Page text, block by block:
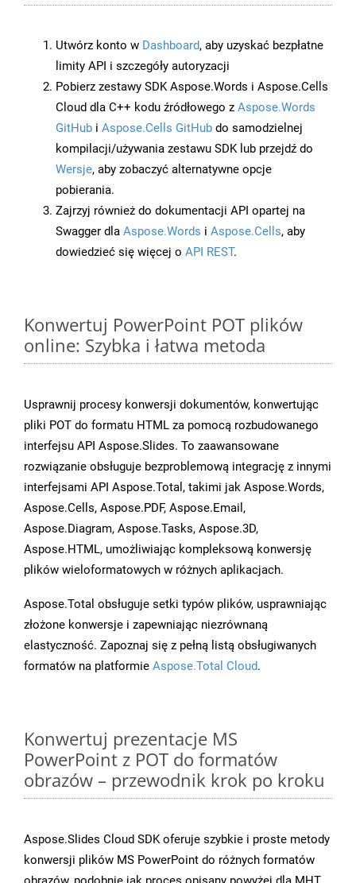
Utwórz konto w Dashboard, aby uzyskać bezpłatne
limity API i szczegóły autoryzacji
Pobierz zestawy SDK Aspose.Words i Aspose.Cells
Cloud dla C++ kodu źródłowego z Aspose.Words
GitHub i Aspose.Cells GitHub do samodzielnej
kompilacji/używania zestawu SDK lub przejdź do
Wersje, aby zobaczyć alternatywne opcje
pobierania.
Zajrzyj również do dokumentacji API opartej na
Swagger dla Aspose.Words i Aspose.Cells, aby
dowiedzieć się więcej o API REST.
Konwertuj PowerPoint POT plików
online: Szybka i łatwa metoda
Usprawnij procesy konwersji dokumentów, konwertując
pliki POT do formatu HTML za pomocą rozbudowanego
interfejsu API Aspose.Slides. To zaawansowane
rozwiązanie obsługuje bezproblemową integrację z innymi
interfejsami API Aspose.Total, takimi jak Aspose.Words,
Aspose.Cells, Aspose.PDF, Aspose.Email,
Aspose.Diagram, Aspose.Tasks, Aspose.3D,
Aspose.HTML, umożliwiając kompleksową konwersję
plików wieloformatowych w różnych aplikacjach.
Aspose.Total obsługuje setki typów plików, usprawniając
złożone konwersje i zapewniając niezrównaną
elastyczność. Zapoznaj się z pełną listą obsługiwanych
formatów na platformie Aspose.Total Cloud.
Konwertuj prezentacje MS
PowerPoint z POT do formatów
obrazów – przewodnik krok po kroku
Aspose.Slides Cloud SDK oferuje szybkie i proste metody
konwersji plików MS PowerPoint do różnych formatów